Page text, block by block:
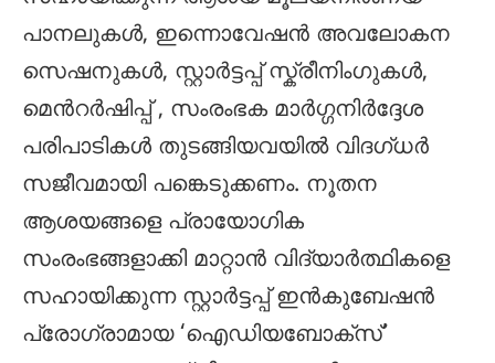
പാനലുകള്‍, ഇന്നൊവേഷന്‍ അവലോകന
സെഷനുകള്‍, സ്റ്റാര്‍ട്ടപ്പ് സ്ക്രീനിംഗുകള്‍,
മെന്‍റര്‍ഷിപ്പ് , സംരംഭക മാര്‍ഗ്ഗനിര്‍ദ്ദേശ
പരിപാടികള്‍ തുടങ്ങിയവയില്‍ വിദഗ്ധര്‍
സജീവമായി പങ്കെടുക്കണം. നൂതന
ആശയങ്ങളെ പ്രായോഗിക
സംരംഭങ്ങളാക്കി മാറ്റാന്‍ വിദ്യാര്‍ത്ഥികളെ
സഹായിക്കുന്ന സ്റ്റാര്‍ട്ടപ്പ് ഇന്‍കുബേഷന്‍
പ്രോഗ്രാമായ ‘ഐഡിയബോക്സ്’